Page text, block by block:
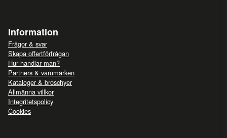
Information
Frågor & svar
Skapa offertförfrågan
Hur handlar man?
Partners & varumärken
Kataloger & broschyer
Allmänna villkor
Integritetspolicy
Cookies